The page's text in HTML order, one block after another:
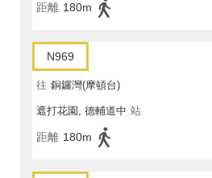
距離 180m
N969
往 銅鑼灣(摩頓台)
遮打花園, 德輔道中 站
距離 180m